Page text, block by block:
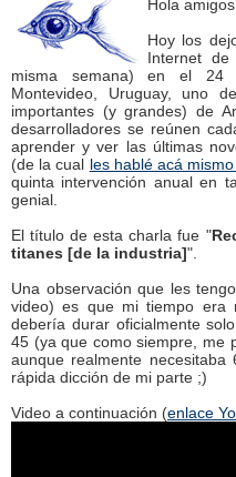
Hola
Hoy los
Internet
misma semana) en el 24
Montevideo, Uruguay, uno
importantes (y grandes) de
desarrolladores se reúnen
aprender y ver las últimas
(de la cual les hablé acá
quinta intervención anual en
genial.
El título de esta charla fue "
titanes [de la industria]".
Una observación que les
video) es que mi tiempo era
debería durar oficialmente
45 (ya que como siempre, me
aunque realmente
rápida dicción de mi parte ;)
Video a continuación (enlace